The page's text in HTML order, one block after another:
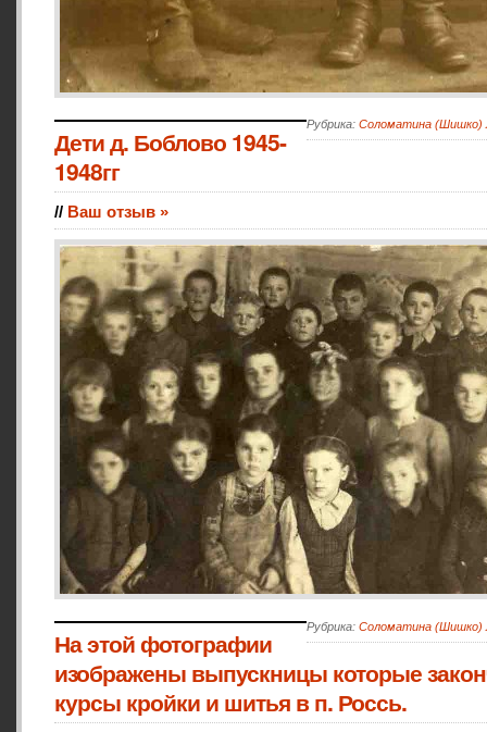
Рубрика: Соломатина (Шишко)
Дети д. Боблово 1945-
1948гг
// Ваш отзыв »
Рубрика: Соломатина (Шишко)
На этой фотографии
изображены выпускницы которые
курсы кройки и шитья в п. Россь.